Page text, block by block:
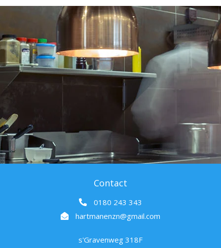
Contact
0180 243 343
hartmanenzn@gmail.com
s'Gravenweg 318F